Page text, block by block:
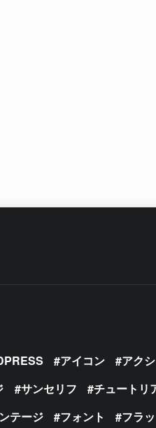
アイコン
アク
サンセリフ チュートリ
テージ フォント フラ